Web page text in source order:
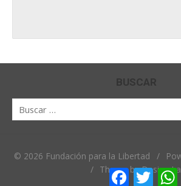
BUSCAR
© 2026 Fundación para la Libertad /
/ Theme by Design
Facebook